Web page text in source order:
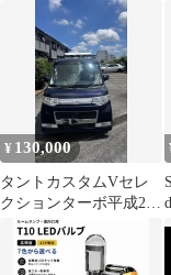
¥ 130,000
タントカスタムVセレ
クションターボ平成21
年４月登録104000電動
スライドドア